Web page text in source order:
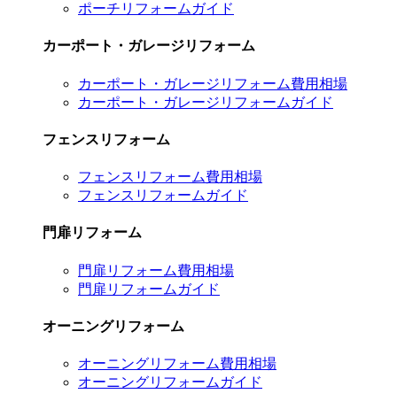
ポーチリフォームガイド
カーポート・ガレージリフォーム
カーポート・ガレージリフォーム費用相場
カーポート・ガレージリフォームガイド
フェンスリフォーム
フェンスリフォーム費用相場
フェンスリフォームガイド
門扉リフォーム
門扉リフォーム費用相場
門扉リフォームガイド
オーニングリフォーム
オーニングリフォーム費用相場
オーニングリフォームガイド